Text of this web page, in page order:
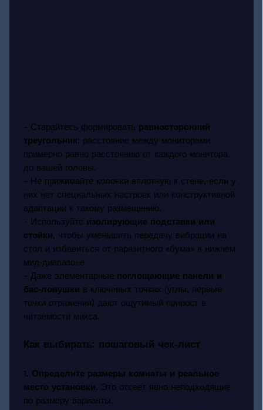
- Старайтесь формировать равносторонний
треугольник: расстояние между мониторами
примерно равно расстоянию от каждого монитора
до вашей головы.
- Не прижимайте колонки вплотную к стене, если у
них нет специальных настроек или конструктивной
адаптации к такому размещению.
- Используйте изолирующие подставки или
стойки, чтобы уменьшить передачу вибрации на
стол и избавиться от паразитного «бума» в нижнем
мид‑диапазоне.
- Даже элементарные поглощающие панели и
бас‑ловушки в ключевых точках (углы, первые
точки отражения) дают ощутимый прирост в
читаемости микса.
Как выбирать: пошаговый чек‑лист
1. Определите размеры комнаты и реальное
место установки. Это отсеет явно неподходящие
по размеру варианты.